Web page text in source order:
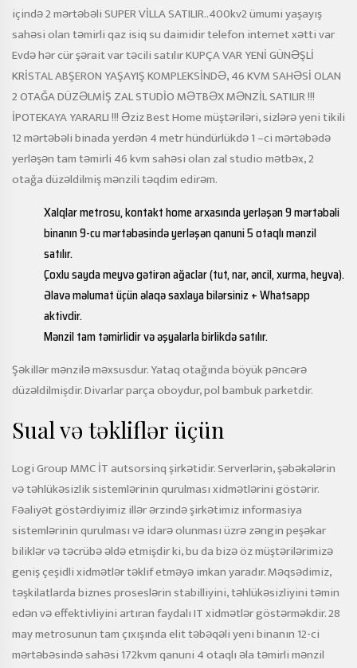
içində 2 mərtəbəli SUPER VİLLA SATILIR..400kv2 ümumi yaşayış
sahəsi olan təmirli qaz isiq su daimidir telefon internet xətti var
Evdə hər cür şərait var təcili satılır KUPÇA VAR YENİ GÜNƏŞLİ
KRİSTAL ABŞERON YAŞAYIŞ KOMPLEKSİNDƏ, 46 KVM SAHƏSİ OLAN
2 OTAĞA DÜZƏLMİŞ ZAL STUDİO MƏTBƏX MƏNZİL SATILIR !!!
İPOTEKAYA YARARLI !!! Əziz Best Home müştəriləri, sizlərə yeni tikili
12 mərtəbəli binada yerdən 4 metr hündürlükdə 1 –ci mərtəbədə
yerləşən tam təmirli 46 kvm sahəsi olan zal studio mətbəx, 2
otağa düzəldilmiş mənzili təqdim edirəm.
Xalqlar metrosu, kontakt home arxasında yerləşən 9 mərtəbəli
binanın 9-cu mərtəbəsində yerləşən qanuni 5 otaqlı mənzil
satılır.
Çoxlu sayda meyvə gətirən ağaclar (tut, nar, əncil, xurma, heyva).
Əlavə məlumat üçün əlaqə saxlaya bilərsiniz + Whatsapp
aktivdir.
Mənzil tam təmirlidir və əşyalarla birlikdə satılır.
Şəkillər mənzilə məxsusdur. Yataq otağında böyük pəncərə
düzəldilmişdir. Divarlar parça oboydur, pol bambuk parketdir.
Sual və təkliflər üçün
Logi Group MMC İT autsorsinq şirkətidir. Serverlərin, şəbəkələrin
və təhlükəsizlik sistemlərinin qurulması xidmətlərini göstərir.
Fəaliyət göstərdiyimiz illər ərzində şirkətimiz informasiya
sistemlərinin qurulması və idarə olunması üzrə zəngin peşəkar
biliklər və təcrübə əldə etmişdir ki, bu da bizə öz müştərilərimizə
geniş çeşidli xidmətlər təklif etməyə imkan yaradır. Məqsədimiz,
təşkilatlarda biznes proseslərin stabilliyini, təhlükəsizliyini təmin
edən və effektivliyini artıran faydalı IT xidmətlər göstərməkdir. 28
may metrosunun tam çıxışında elit təbəqəli yeni binanın 12-ci
mərtəbəsində sahəsi 172kvm qanuni 4 otaqlı əla təmirli mənzil